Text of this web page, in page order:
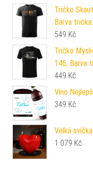
Tričko
Barva
549 Kč
Tričko
146, Barva
449 Kč
Víno
349 Kč
Velká
1 079 Kč